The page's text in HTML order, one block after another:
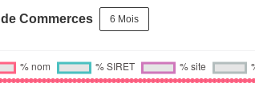
Commerces 6 Mois